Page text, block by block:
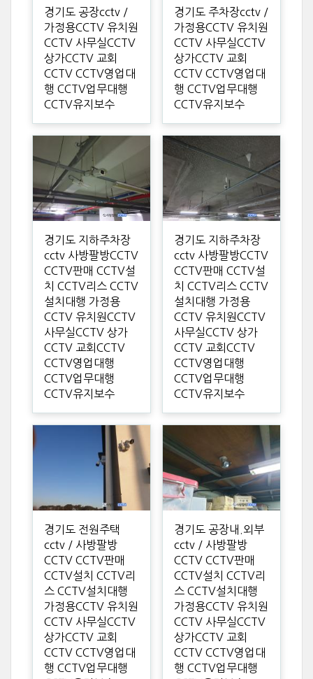
경기도 공장cctv /
가정용CCTV 유치원
CCTV 사무실CCTV
상가CCTV 교회
CCTV CCTV영업대
행 CCTV업무대행
CCTV유지보수
경기도 주차장cctv /
가정용CCTV 유치원
CCTV 사무실CCTV
상가CCTV 교회
CCTV CCTV영업대
행 CCTV업무대행
CCTV유지보수
경기도 지하주차장
cctv 사방팔방CCTV
CCTV판매 CCTV설
치 CCTV리스 CCTV
설치대행 가정용
CCTV 유치원CCTV
사무실CCTV 상가
CCTV 교회CCTV
CCTV영업대행
CCTV업무대행
CCTV유지보수
경기도 지하주차장
cctv 사방팔방CCTV
CCTV판매 CCTV설
치 CCTV리스 CCTV
설치대행 가정용
CCTV 유치원CCTV
사무실CCTV 상가
CCTV 교회CCTV
CCTV영업대행
CCTV업무대행
CCTV유지보수
경기도 전원주택
cctv / 사방팔방
CCTV CCTV판매
CCTV설치 CCTV리
스 CCTV설치대행
가정용CCTV 유치원
CCTV 사무실CCTV
상가CCTV 교회
CCTV CCTV영업대
행 CCTV업무대행
경기도 공장내.외부
cctv / 사방팔방
CCTV CCTV판매
CCTV설치 CCTV리
스 CCTV설치대행
가정용CCTV 유치원
CCTV 사무실CCTV
상가CCTV 교회
CCTV CCTV영업대
행 CCTV업무대행